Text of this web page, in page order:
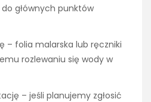
głównych punktów
– folia malarska lub ręczniki
rozlewaniu się wody w
– jeśli planujemy zgłosić